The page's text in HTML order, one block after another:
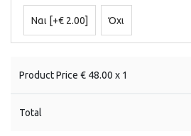
Ναι [+€ 2.00] Όχι
Product Price € 48.00 x 1
Total